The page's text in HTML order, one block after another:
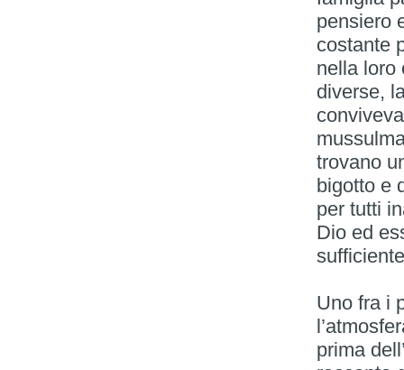
pensiero
costante
nella loro
diverse,
trovano
bigotto e
per tutti
Dio ed
Uno fra i
prima